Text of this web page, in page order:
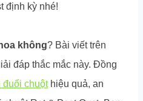
định kỳ nhé!
không? Bài viết trên
đáp thắc mắc này. Đồng
đuổi chuộthiệu quả, an